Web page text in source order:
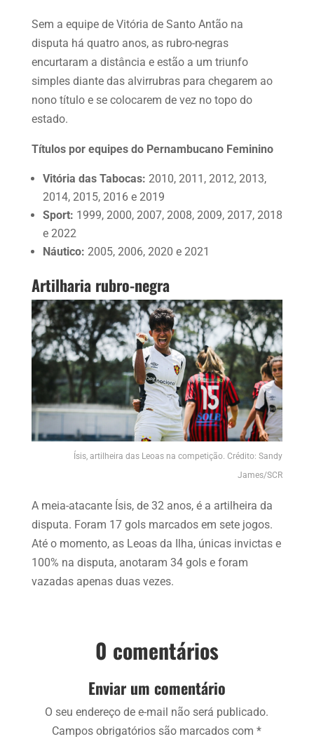
Sem a equipe de Vitória de Santo Antão na
disputa há quatro anos, as rubro-negras
encurtaram a distância e estão a um triunfo
simples diante das alvirrubras para chegarem ao
nono título e se colocarem de vez no topo do
estado.
Títulos por equipes do Pernambucano Feminino
Vitória das Tabocas: 2010, 2011, 2012, 2013,
2014, 2015, 2016 e 2019
Sport: 1999, 2000, 2007, 2008, 2009, 2017, 2018
e 2022
Náutico: 2005, 2006, 2020 e 2021
Artilharia rubro-negra
Ísis, artilheira das Leoas na competição. Crédito: Sandy
James/SCR
A meia-atacante Ísis, de 32 anos, é a artilheira da
disputa. Foram 17 gols marcados em sete jogos.
Até o momento, as Leoas da Ilha, únicas invictas e
100% na disputa, anotaram 34 gols e foram
vazadas apenas duas vezes.
0 comentários
Enviar um comentário
O seu endereço de e-mail não será publicado.
Campos obrigatórios são marcados com*